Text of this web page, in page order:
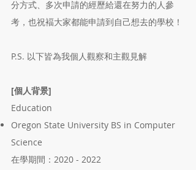
分方式、多次申請的經歷給還在努力的人參
考，也祝褔大家都能申請到自己想去的學校！
P.S. 以下皆為我個人觀察和主觀見解
[個人背景]
Education
Oregon State University BS in Computer
Science
在學期間：2020 - 2022